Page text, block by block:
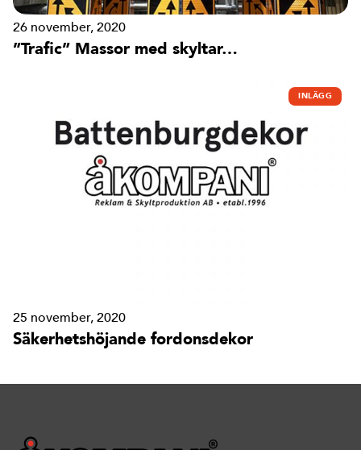
26 november, 2020
”Trafic” Massor med skyltar…
INLÄGG
25 november, 2020
Säkerhetshöjande fordonsdekor